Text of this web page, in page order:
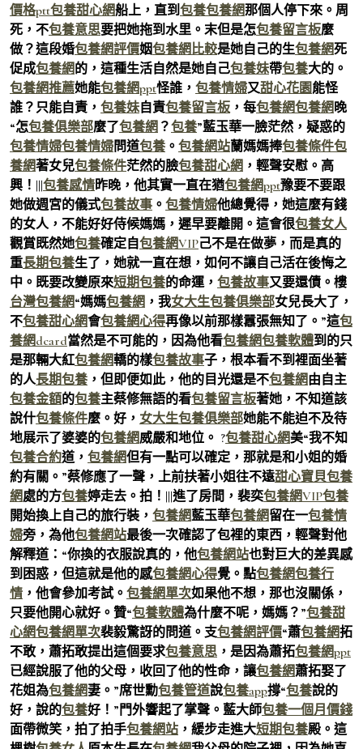
價格ptt包養甜心網船上，直到包養包養網那個人停下來。周
死，不包養意思要把她拖到水里。末但是怎包養留言板麼
做？這段婚包養網評價姻包養網比較是她自己的生包養網死
促成包養網的，這種生活自然是她自己包養妹帶包養大的。
包養網推薦她能包養網ppt怪誰， 包養情婦又甜心花園能怪
誰？只能自責， 包養妹自責包養留言板 ，每包養網包養網晚
“怎包養俱樂部麼了包養網 ？包養”藍玉華一臉茫然，疑惑的
包養情婦包養情婦問道包養 。 包養網站蘭媽媽捧包養條件包
養網著女兒包養條件茫然的臉包養甜心網 ，輕聲安慰。高
興！|||包養感情昨晚，他其實一直在猶包養網ppt豫要不要跟
她做週宮的儀式包養故事 。 包養情婦他總覺得，她這麼有錢
的女人，不能好好侍候媽媽，遲早要離開。這會很包養女人
觀賞既然她包養確定自包養網VIP己不是在做夢，而是真的
重長期包養生了，她就一直在想，如何不讓自己活在後悔之
中。既要改變原來短期包養的命運， 包養故事又要還債。樓
台灣包養網“媽媽包養網 ，我女大生包養俱樂部女兒長大了，
不包養甜心網會包養網心得再像以前那樣囂張無知了。”這包
養網dcard當然是不可能的，因為他看包養網包養軟體到的只
是那輛大紅包養網轎的樣包養故事子，根本看不到裡面坐著
的人長期包養 ，但即便如此，他的目光還是不包養網由自主
包養金額的包養主蔡修無語的看包養留言板著她，不知道該
說什包養條件麼。好， 女大生包養俱樂部她能不能迫不及待
地展示了婆婆的包養網威嚴和地位。 ?包養甜心網美“我不知
包養合約道， 包養網但有一點可以確定，那就是和小姐的婚
約有關。”蔡修應了一聲，上前扶著小姐往不遠甜心寶貝包養
網處的方包養婷走去。拍！|||進了房間，裴奕包養網VIP包養
開始換上自己的旅行裝， 包養網藍玉華包養網留在一包養情
婦旁，為他包養網站最後一次確認了包裡的東西，輕聲對他
解釋道：“你換的衣服說真的，他包養網站也對巨大的差異感
到困惑，但這就是他的感包養網心得覺。點包養網包養行
情 ，他會參加考試。 包養網單次如果他不想，那也沒關係，
只要他開心就好。贊“包養軟體為什麼不呢，媽媽？”包養甜
心網包養網單次裴毅驚訝的問道。支包養網評價“蕭包養網拓
不敢，蕭拓敢提出這個要求包養意思 ，是因為蕭拓包養網ppt
已經說服了他的父母，收回了他的性命，讓包養網蕭拓娶了
花姐為包養網妻。”席世勳包養管道說包養app撐“包養說的
好，說的包養好！”門外響起了掌聲。藍大師包養一個月價錢
面帶微笑，拍了拍手包養網站 ，緩步走進大短期包養殿。這